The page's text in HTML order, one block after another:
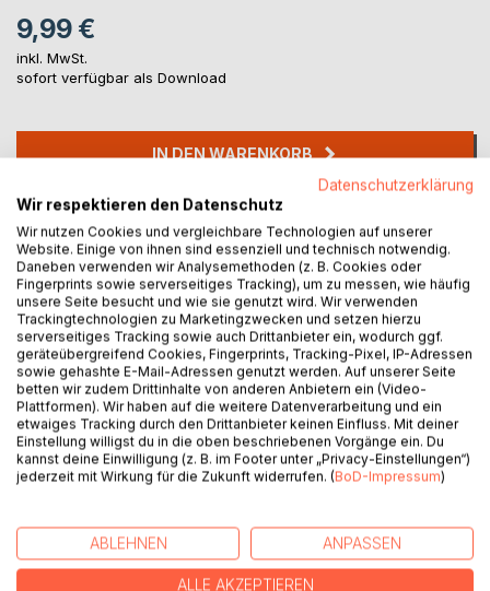
9,99 €
inkl. MwSt.
sofort verfügbar als Download
IN DEN WARENKORB
Auf die Merkliste
Titel bewerten
BESCHREIBUNG
Wie ich noch über meine Vergangenheit reflektiere, da
daran geglaubt. Obwohl zeitweise keiner einen Pfifferling
auf meinen Lebenserfolg gesetzt hätte. Vor Jahren
besuchte ich ein Seminar. Die Aura des Trainers werde ich
Datenschutzerklärung
Wir respektieren den Datenschutz
Wir nutzen Cookies und vergleichbare Technologien auf unserer
Website. Einige von ihnen sind essenziell und technisch notwendig.
Daneben verwenden wir Analysemethoden (z. B. Cookies oder
Fingerprints sowie serverseitiges Tracking), um zu messen, wie häufig
unsere Seite besucht und wie sie genutzt wird. Wir verwenden
Trackingtechnologien zu Marketingzwecken und setzen hierzu
serverseitiges Tracking sowie auch Drittanbieter ein, wodurch ggf.
geräteübergreifend Cookies, Fingerprints, Tracking-Pixel, IP-Adressen
sowie gehashte E-Mail-Adressen genutzt werden. Auf unserer Seite
betten wir zudem Drittinhalte von anderen Anbietern ein (Video-
Plattformen). Wir haben auf die weitere Datenverarbeitung und ein
etwaiges Tracking durch den Drittanbieter keinen Einfluss. Mit deiner
Einstellung willigst du in die oben beschriebenen Vorgänge ein. Du
kannst deine Einwilligung (z. B. im Footer unter „Privacy-Einstellungen“)
jederzeit mit Wirkung für die Zukunft widerrufen. (BoD-Impressum)
ABLEHNEN ANPASSEN
ALLE AKZEPTIEREN